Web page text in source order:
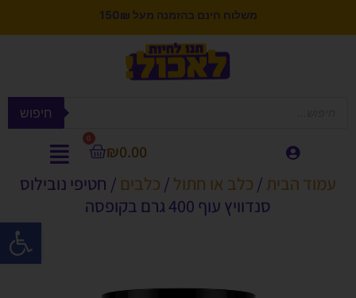
פתח
משלוח חינם בהזמנה מעל 150₪
חיפוש
₪0.00
0
עמוד הבית / כלב או חתול / כלבים / חטיפי נובילוס
סנדוויץ עוף 400 גרם בקופסה